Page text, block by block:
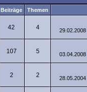
Beiträge Themen
42 4 29.02.2008
107 5 03.04.2008
2 2 28.05.2004